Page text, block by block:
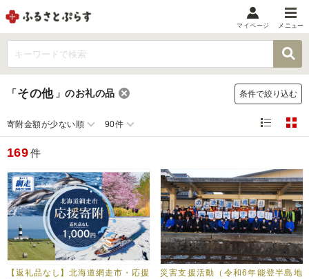
メニュー
マイメニュー
マイページ
メニュー
お礼の品から探す
お礼の品をカテゴリや金額で絞り込み
自治体から探す
ランキング
マイページ
「その他 」のお礼の品 条件で絞り込む
寄附金額が少ない順 90件
169件
【返礼品なし】北海道網走市・応援
災害支援活動（令和6年能登半島地